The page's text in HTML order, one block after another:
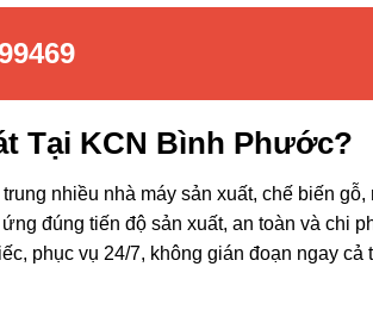
Tại KCN Bình Phước?
nhiều nhà máy sản xuất, chế biến gỗ,
đúng tiến độ sản xuất, an toàn và chi
phục vụ 24/7, không gián đoạn ngay cả